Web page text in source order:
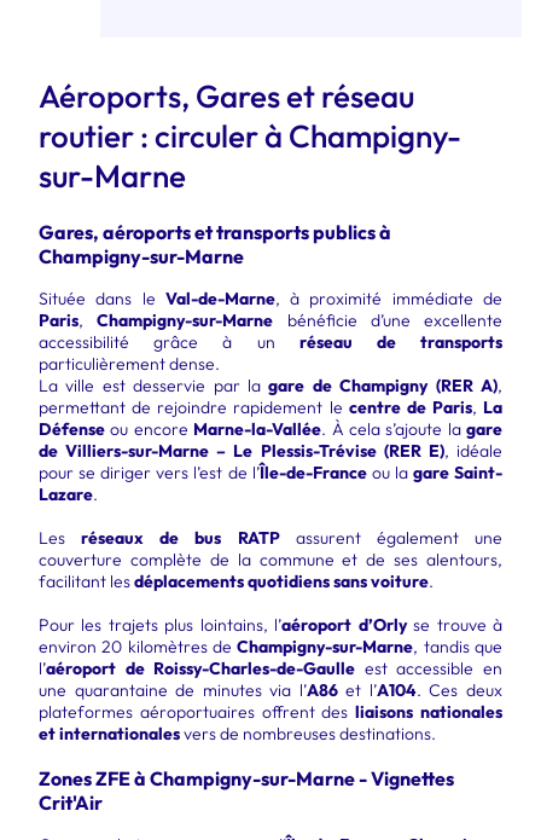
Aéroports, Gares et réseau
routier : circuler à Champigny-
sur-Marne
Gares, aéroports et transports publics à
Champigny-sur-Marne
Située dans le Val-de-Marne, à proximité immédiate de
Paris,Champigny-sur-Marne bénéficie d’une excellente
accessibilité grâce à un réseau de transports
particulièrement dense.
La ville est desservie par lagare de Champigny (RER A),
permettant de rejoindre rapidement le centre de Paris, La
Défense ou encore Marne-la-Vallée. À cela s’ajoute la gare
de Villiers-sur-Marne – Le Plessis-Trévise (RER E), idéale
pour se diriger vers l’est de l’Île-de-Franceou la gare Saint-
Lazare.
Lesréseaux de bus RATPassurent également une
couverture complète de la commune et de ses alentours,
facilitant lesdéplacements quotidiens sans voiture.
Pour les trajets plus lointains, l’aéroport d’Orlyse trouve à
environ 20 kilomètres deChampigny-sur-Marne, tandis que
l’aéroport de Roissy-Charles-de-Gaulle est accessible en
une quarantaine de minutes via l’A86et l’A104. Ces deux
plateformes aéroportuaires offrent desliaisons nationales
et internationalesvers de nombreuses destinations.
Zones ZFE à Champigny-sur-Marne - Vignettes
Crit'Air